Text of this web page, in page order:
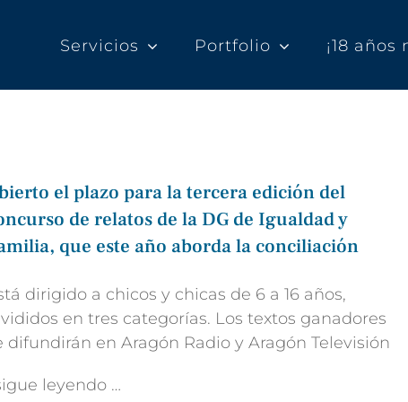
Servicios Portfolio ¡18 años
el plazo para la tercera edición del
de relatos de la DG de Igualdad y
que este año aborda la conciliación
dirigido a chicos y chicas de 6 a 16 años,
en tres categorías. Los textos ganadores
difundirán en Aragón Radio y Aragón Televisión
leyendo …